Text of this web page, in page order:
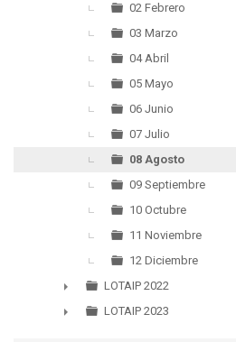
02 Febrero
03 Marzo
04 Abril
05 Mayo
06 Junio
07 Julio
08 Agosto
09 Septiembre
10 Octubre
11 Noviembre
12 Diciembre
►
LOTAIP 2022
LOTAIP 2023